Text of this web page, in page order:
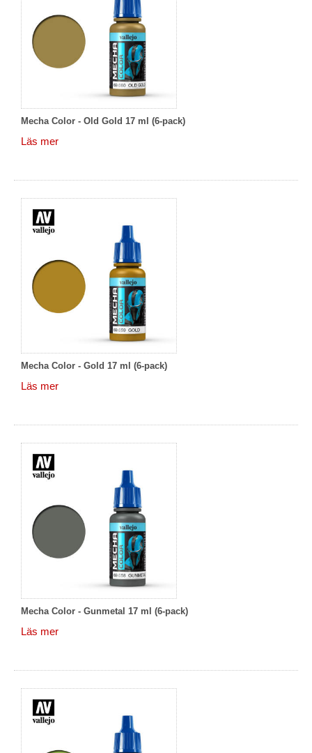
Mecha Color - Old Gold 17 ml (6-pack)
Läs mer
Mecha Color - Gold 17 ml (6-pack)
Läs mer
Mecha Color - Gunmetal 17 ml (6-pack)
Läs mer